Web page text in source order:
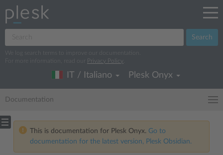
Search
We log search terms to improve our documentation.
For more information, read our
Privacy Policy
IT / Italiano Plesk Onyx
Documentation
This is documentation for Plesk Onyx. Go to
documentation for the latest version, Plesk Obsidian.